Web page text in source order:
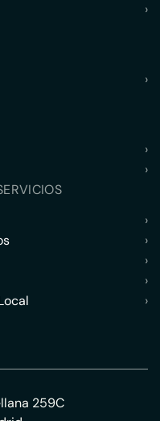
›
›
›
›
›
›
›
›
›
259C